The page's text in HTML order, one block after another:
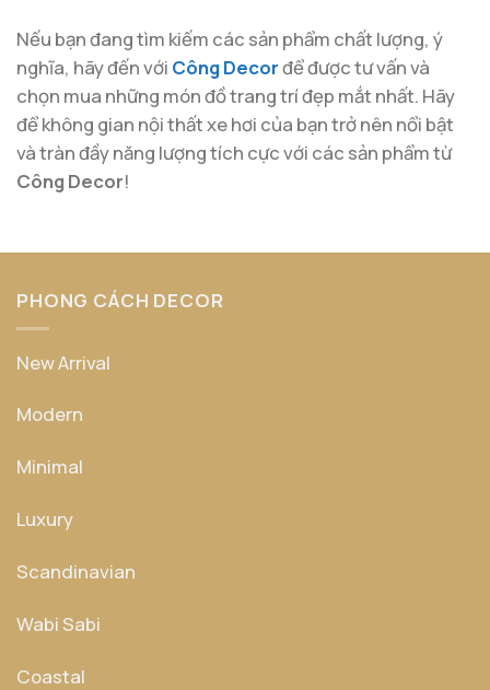
Nếu bạn đang tìm kiếm các sản phẩm chất lượng, ý
nghĩa, hãy đến với Công Decorđể được tư vấn và
chọn mua những món đồ trang trí đẹp mắt nhất. Hãy
để không gian nội thất xe hơi của bạn trở nên nổi bật
và tràn đầy năng lượng tích cực với các sản phẩm từ
Công Decor!
PHONG CÁCH DECOR
New Arrival
Modern
Minimal
Luxury
Scandinavian
Wabi Sabi
Coastal